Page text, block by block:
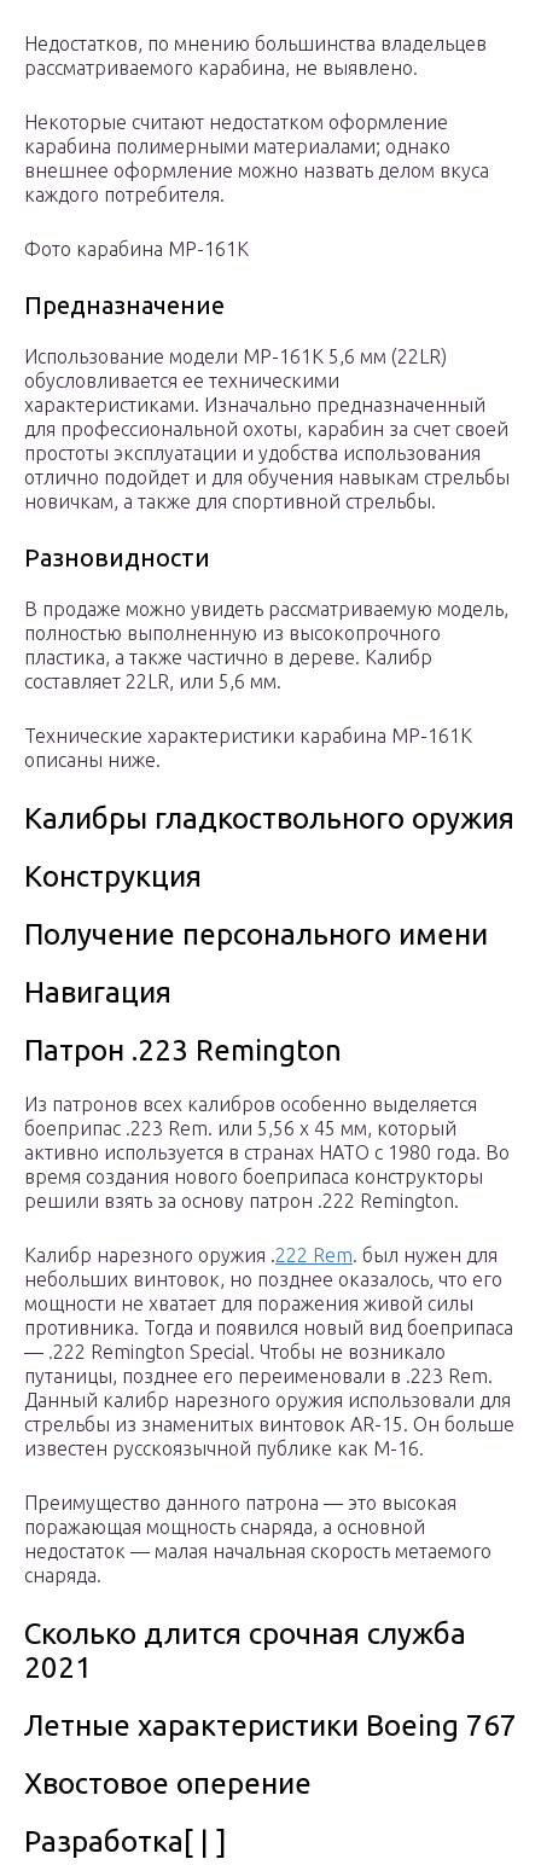
Недостатков, по мнению большинства владельцев
рассматриваемого карабина, не выявлено.
Некоторые считают недостатком оформление
карабина полимерными материалами; однако
внешнее оформление можно назвать делом вкуса
каждого потребителя.
Фото карабина МР-161К
Предназначение
Использование модели МР-161К 5,6 мм (22LR)
обусловливается ее техническими
характеристиками. Изначально предназначенный
для профессиональной охоты, карабин за счет своей
простоты эксплуатации и удобства использования
отлично подойдет и для обучения навыкам стрельбы
новичкам, а также для спортивной стрельбы.
Разновидности
В продаже можно увидеть рассматриваемую модель,
полностью выполненную из высокопрочного
пластика, а также частично в дереве. Калибр
составляет 22LR, или 5,6 мм.
Технические характеристики карабина МР-161К
описаны ниже.
Калибры гладкоствольного оружия
Конструкция
Получение персонального имени
Навигация
Патрон .223 Remington
Из патронов всех калибров особенно выделяется
боеприпас .223 Rem. или 5,56 х 45 мм, который
активно используется в странах НАТО с 1980 года. Во
время создания нового боеприпаса конструкторы
решили взять за основу патрон .222 Remington.
Калибр нарезного оружия .222 Rem. был нужен для
небольших винтовок, но позднее оказалось, что его
мощности не хватает для поражения живой силы
противника. Тогда и появился новый вид боеприпаса
— .222 Remington Special. Чтобы не возникало
путаницы, позднее его переименовали в .223 Rem.
Данный калибр нарезного оружия использовали для
стрельбы из знаменитых винтовок AR-15. Он больше
известен русскоязычной публике как М-16.
Преимущество данного патрона — это высокая
поражающая мощность снаряда, а основной
недостаток — малая начальная скорость метаемого
снаряда.
Сколько длится срочная служба
2021
Летные характеристики Boeing 767
Хвостовое оперение
Разработка[ | ]